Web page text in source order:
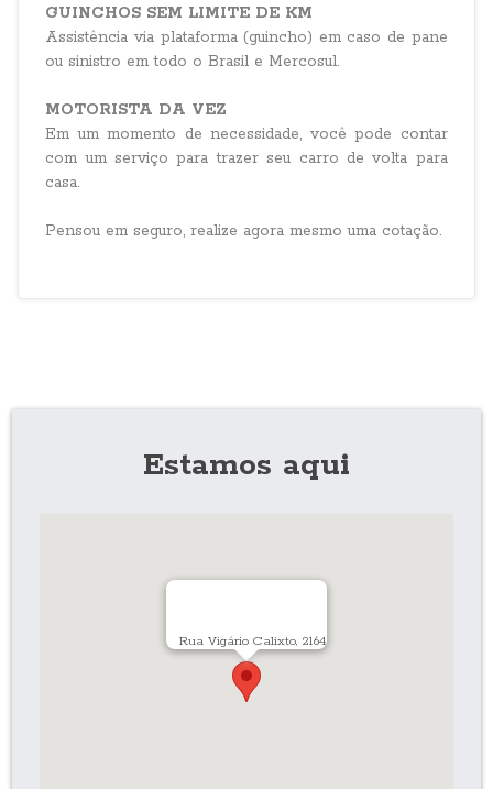
GUINCHOS SEM LIMITE DE KM
Assistência via plataforma (guincho) em caso de pane
ou sinistro em todo o Brasil e Mercosul.
MOTORISTA DA VEZ
Em um momento de necessidade, você pode contar
com um serviço para trazer seu carro de volta para
casa.
Pensou em seguro, realize agora mesmo uma cotação.
Estamos aqui
Rua Vigário Calixto, 2164